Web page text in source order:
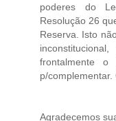
poderes do
Resolução 26
Reserva. Isto
frontalmente o
p/complementar.
Agradecemos